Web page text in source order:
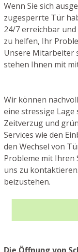
Wenn Sie sich
zugesperrte Tür
24/7 erreichbar
zu helfen, Ihr
Unsere Mitarbeiter
stehen Ihnen mit
Wir können
eine stressige
Zeitverzug und
Services wie den
den Wechsel von
Probleme mit Ihren
uns zu
beizustehen.